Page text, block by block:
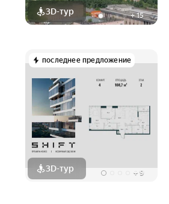
3D-тур +15
последнее предложение
3D-тур + 9